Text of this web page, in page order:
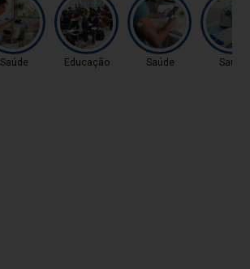
Saúde Educação Saúde Saúde